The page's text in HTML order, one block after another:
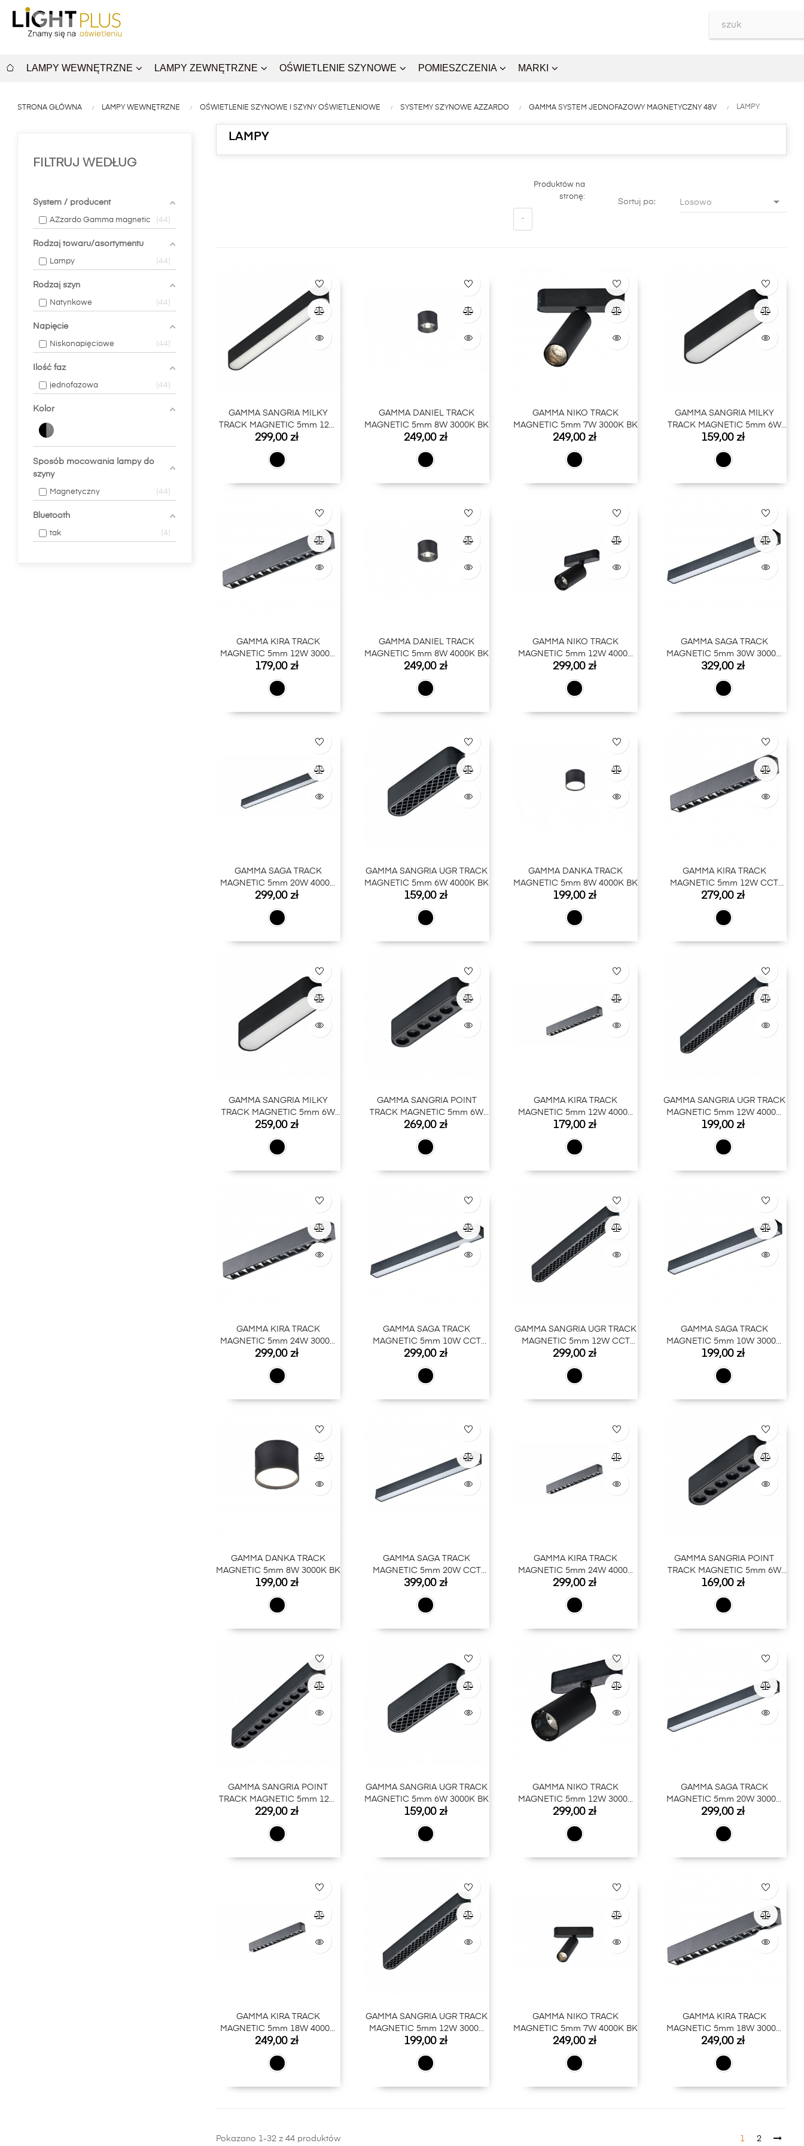
LAMPY WEWNĘTRZNE LAMPY ZEWNĘTRZNE OŚWIETLENIE SZYNOWE POMIESZCZENIA MARKI
STRONA GŁÓWNA LAMPY WEWNĘTRZNE OŚWIETLENIE SZYNOWE I SZYNY OŚWIETLENIOWE SYSTEMY SZYNOWE AZZARDO GAMMA SYSTEM JEDNOFAZOWY MAGNETYCZNY 48V LAMPY
FILTRUJ WEDŁUG
System / producent
AZzardo Gamma magnetic 44
Rodzaj towaru/asortymentu
Lampy 44
Rodzaj szyn
Natynkowe 44
Napięcie
Niskonapięciowe 44
Ilość faz
jednofazowa 44
Kolor
Sposób mocowania lampy do
szyny
Magnetyczny 44
Bluetooth
tak 4
LAMPY
Produktów na
stronę:
-
Sortuj po: Losowo 
GAMMA SANGRIA MILKY
TRACK MAGNETIC 5mm 12W
CCT BLUTOOTH BK
Cena
299,00 zł
GAMMA DANIEL TRACK
MAGNETIC 5mm 8W 3000K BK
Cena
249,00 zł
GAMMA NIKO TRACK
MAGNETIC 5mm 7W 3000K BK
Cena
249,00 zł
GAMMA SANGRIA MILKY
TRACK MAGNETIC 5mm 6W
4000K BK
Cena
159,00 zł
GAMMA KIRA TRACK
MAGNETIC 5mm 12W 3000K
BK
Cena
179,00 zł
GAMMA DANIEL TRACK
MAGNETIC 5mm 8W 4000K BK
Cena
249,00 zł
GAMMA NIKO TRACK
MAGNETIC 5mm 12W 4000K
BK
Cena
299,00 zł
GAMMA SAGA TRACK
MAGNETIC 5mm 30W 3000K
BK
Cena
329,00 zł
GAMMA SAGA TRACK
MAGNETIC 5mm 20W 4000K
BK
Cena
299,00 zł
GAMMA SANGRIA UGR TRACK
MAGNETIC 5mm 6W 4000K BK
Cena
159,00 zł
GAMMA DANKA TRACK
MAGNETIC 5mm 8W 4000K BK
Cena
199,00 zł
GAMMA KIRA TRACK
MAGNETIC 5mm 12W CCT
BLUETOOTH BK
Cena
279,00 zł
GAMMA SANGRIA MILKY
TRACK MAGNETIC 5mm 6W
CCT BLUTOOTH BK
Cena
259,00 zł
GAMMA SANGRIA POINT
TRACK MAGNETIC 5mm 6W
CCT BLUTOOTH BK
Cena
269,00 zł
GAMMA KIRA TRACK
MAGNETIC 5mm 12W 4000K
BK
Cena
179,00 zł
GAMMA SANGRIA UGR TRACK
MAGNETIC 5mm 12W 4000K
BK
Cena
199,00 zł
GAMMA KIRA TRACK
MAGNETIC 5mm 24W 3000K
BK
Cena
299,00 zł
GAMMA SAGA TRACK
MAGNETIC 5mm 10W CCT
BLUETOOTH BK
Cena
299,00 zł
GAMMA SANGRIA UGR TRACK
MAGNETIC 5mm 12W CCT
BLUTOOTH BK
Cena
299,00 zł
GAMMA SAGA TRACK
MAGNETIC 5mm 10W 3000K
BK
Cena
199,00 zł
GAMMA DANKA TRACK
MAGNETIC 5mm 8W 3000K BK
Cena
199,00 zł
GAMMA SAGA TRACK
MAGNETIC 5mm 20W CCT
BLUETOOTH BK
Cena
399,00 zł
GAMMA KIRA TRACK
MAGNETIC 5mm 24W 4000K
BK
Cena
299,00 zł
GAMMA SANGRIA POINT
TRACK MAGNETIC 5mm 6W
3000K BK
Cena
169,00 zł
GAMMA SANGRIA POINT
TRACK MAGNETIC 5mm 12W
4000K BK
Cena
229,00 zł
GAMMA SANGRIA UGR TRACK
MAGNETIC 5mm 6W 3000K BK
Cena
159,00 zł
GAMMA NIKO TRACK
MAGNETIC 5mm 12W 3000K
BK
Cena
299,00 zł
GAMMA SAGA TRACK
MAGNETIC 5mm 20W 3000K
BK
Cena
299,00 zł
GAMMA KIRA TRACK
MAGNETIC 5mm 18W 4000K
BK
Cena
249,00 zł
GAMMA SANGRIA UGR TRACK
MAGNETIC 5mm 12W 3000K
BK
Cena
199,00 zł
GAMMA NIKO TRACK
MAGNETIC 5mm 7W 4000K BK
Cena
249,00 zł
GAMMA KIRA TRACK
MAGNETIC 5mm 18W 3000K
BK
Cena
249,00 zł
Pokazano 1-32 z 44 produktów 1 2